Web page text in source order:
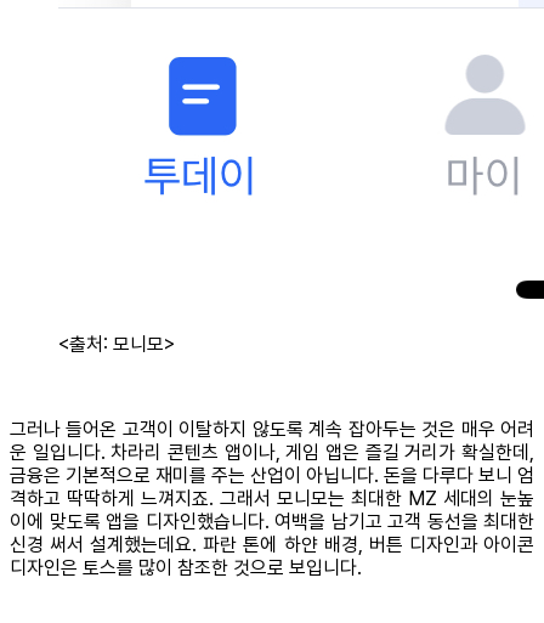
<출처: 모니모>
그러나 들어온 고객이 이탈하지 않도록 계속 잡아두는 것은 매우 어려
운 일입니다. 차라리 콘텐츠 앱이나, 게임 앱은 즐길 거리가 확실한데,
금융은 기본적으로 재미를 주는 산업이 아닙니다. 돈을 다루다 보니 엄
격하고 딱딱하게 느껴지죠. 그래서 모니모는 최대한 MZ 세대의 눈높
이에 맞도록 앱을 디자인했습니다. 여백을 남기고 고객 동선을 최대한
신경 써서 설계했는데요. 파란 톤에 하얀 배경, 버튼 디자인과 아이콘
디자인은 토스를 많이 참조한 것으로 보입니다.